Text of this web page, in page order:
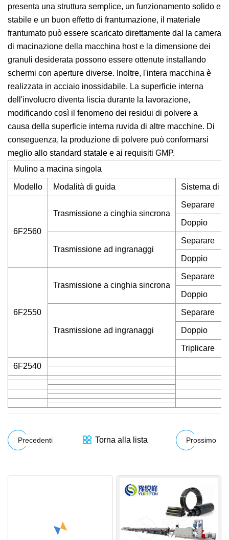
presenta una struttura semplice, un funzionamento solido e
stabile e un buon effetto di frantumazione, il materiale
frantumato può essere scaricato direttamente dal la camera
di macinazione della macchina host e la dimensione dei
granuli desiderata possono essere ottenute installando
schermi con aperture diverse. Inoltre, l'intera macchina è
realizzata in acciaio inossidabile. La superficie interna
dell'involucro diventa liscia durante la lavorazione,
modificando così il fenomeno dei residui di polvere a
causa della superficie interna ruvida di altre macchine. Di
conseguenza, la produzione di polvere può conformarsi
meglio allo standard statale e ai requisiti GMP.
Mulino a macina singola
Modello Modalità di guida Sistema di
6F2560
Trasmissione a cinghia sincrona
Separare
Doppio
Trasmissione ad ingranaggi
Separare
Doppio
6F2550
Trasmissione a cinghia sincrona
Separare
Doppio
Trasmissione ad ingranaggi
Separare
Doppio
Triplicare
6F2540
Precedenti Torna alla lista Prossimo